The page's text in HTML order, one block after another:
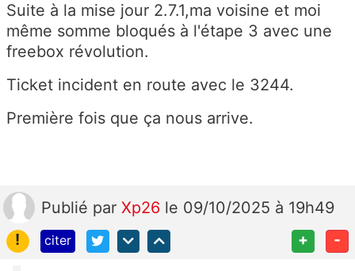
Suite à la mise jour 2.7.1,ma voisine et moi
même somme bloqués à l'étape 3 avec une
freebox révolution.
Ticket incident en route avec le 3244.
Première fois que ça nous arrive.
Publié par Xp26 le 09/10/2025 à 19h49
!
citer + -